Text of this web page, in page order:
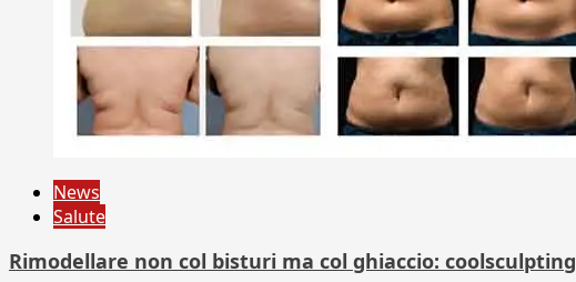
News
Salute
Rimodellare non col bisturi ma col ghiaccio: coolsculpting